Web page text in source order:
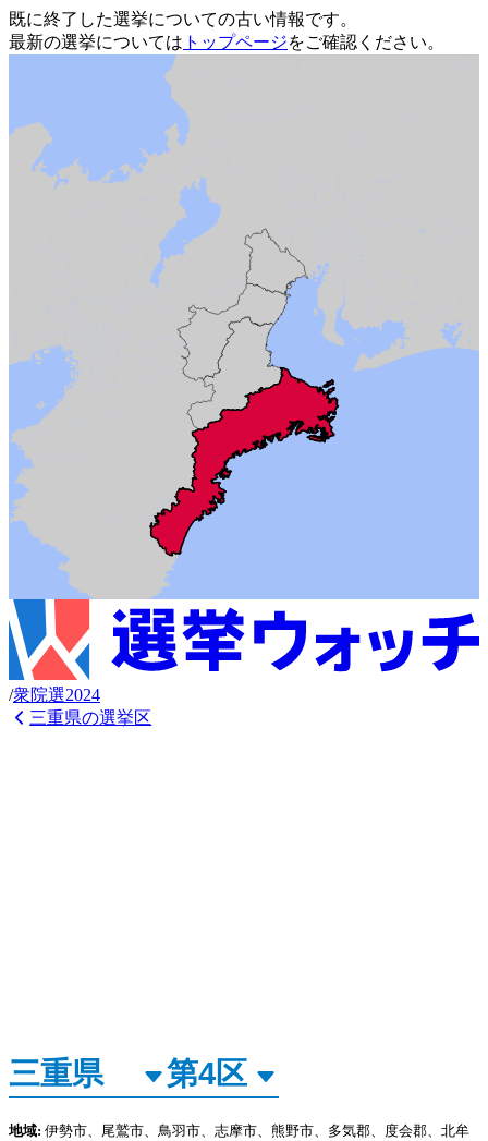
既に終了した選挙についての古い情報です。
最新の選挙については トップページをご確認ください。
/衆院選2024
三重県の選挙区
地域: 伊勢市、尾鷲市、鳥羽市、志摩市、熊野市、多気郡、度会郡、北牟